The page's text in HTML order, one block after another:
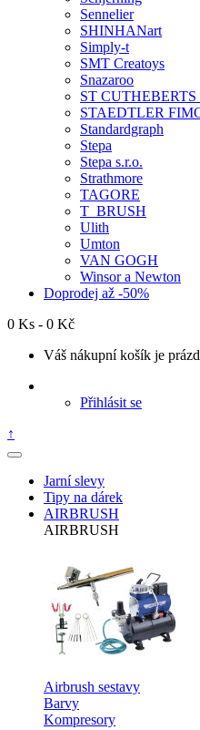
Sennelier
SHINHANart
Simply-t
SMT Creatoys
Snazaroo
ST
STAEDTLER
Standardgraph
Stepa
Stepa s.r.o.
Strathmore
TAGORE
T_BRUSH
Ulith
Umton
VAN GOGH
Winsor a Newton
Doprodej až -50%
0 Ks - 0 Kč
Váš nákupní košík je
Přihlásit se
↑
Jarní slevy
Tipy na dárek
AIRBRUSH
AIRBRUSH
Airbrush sestavy
Barvy
Kompresory